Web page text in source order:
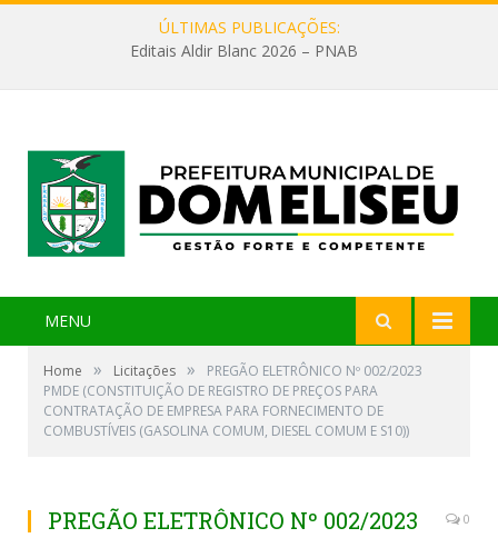
ÚLTIMAS PUBLICAÇÕES:
Editais Aldir Blanc 2026 – PNAB
MENU
Home » Licitações »
PREGÃO ELETRÔNICO Nº 002/2023
PMDE (CONSTITUIÇÃO DE REGISTRO DE PREÇOS PARA
CONTRATAÇÃO DE EMPRESA PARA FORNECIMENTO DE
COMBUSTÍVEIS (GASOLINA COMUM, DIESEL COMUM E S10))
PREGÃO ELETRÔNICO Nº 002/2023
0